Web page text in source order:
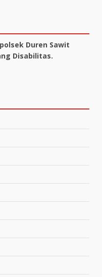
Duren Sawit
Disabilitas.